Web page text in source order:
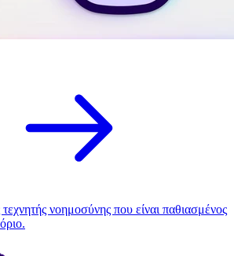
νοημοσύνης που είναι παθιασμένος